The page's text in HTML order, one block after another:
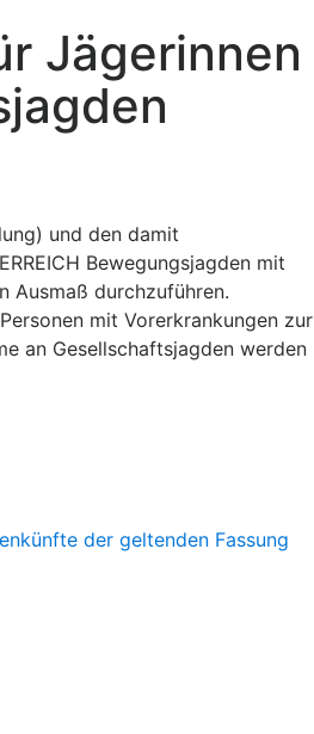
Jägerinnen
und den damit
Bewegungsjagden mit
Ausmaß durchzuführen.
mit Vorerkrankungen zur
an Gesellschaftsjagden werden
der geltenden Fassung